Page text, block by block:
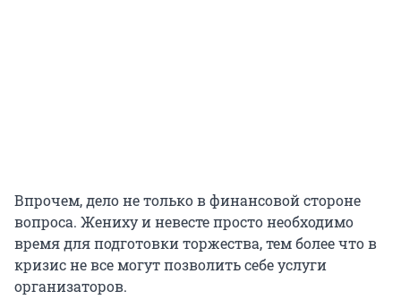
Впрочем, дело не только в финансовой стороне
вопроса. Жениху и невесте просто необходимо
время для подготовки торжества, тем более что в
кризис не все могут позволить себе услуги
организаторов.